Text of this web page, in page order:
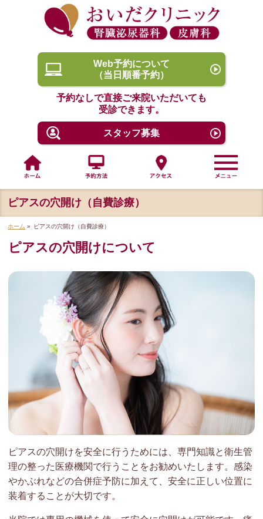
Web予約について
（当日順番予約）
予約なしで直接ご来院いただいても
受診できます。
スタッフ募集
ピアスの穴開け（自費診療）
ホーム » ピアスの穴開け（自費診療）
ピアスの穴開けについて
ピアスの穴開けを安全に行うためには、専門知識と衛生管
理の整った医療機関で行うことをお勧めいたします。感染
やかぶれなどの合併症予防に加えて、安全に正しい位置に
装着することが大切です。